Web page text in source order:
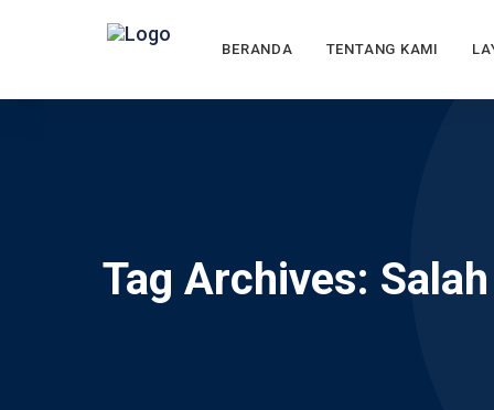
BERANDA TENTANG KAMI
Tag Archives: